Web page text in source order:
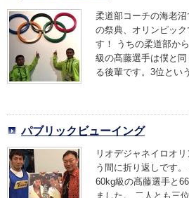
柔道部コーチの海老
の祭典、オリンピッ
す！ うちの柔道部か
級の髙藤選手は僕と
る後輩です。3位とい
パブリックビューイング
リオデジャネイロオ
う間に折り返しです
60kg級の髙藤選手と
ました。 二人とも三